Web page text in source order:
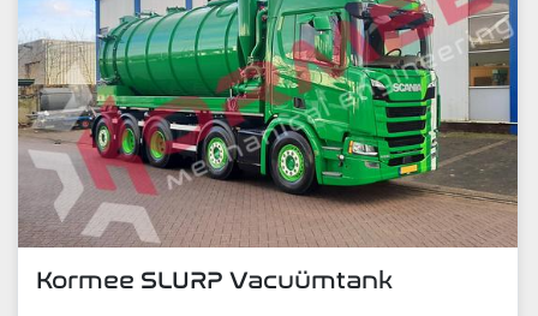
Kormee SLURP Vacuümtank